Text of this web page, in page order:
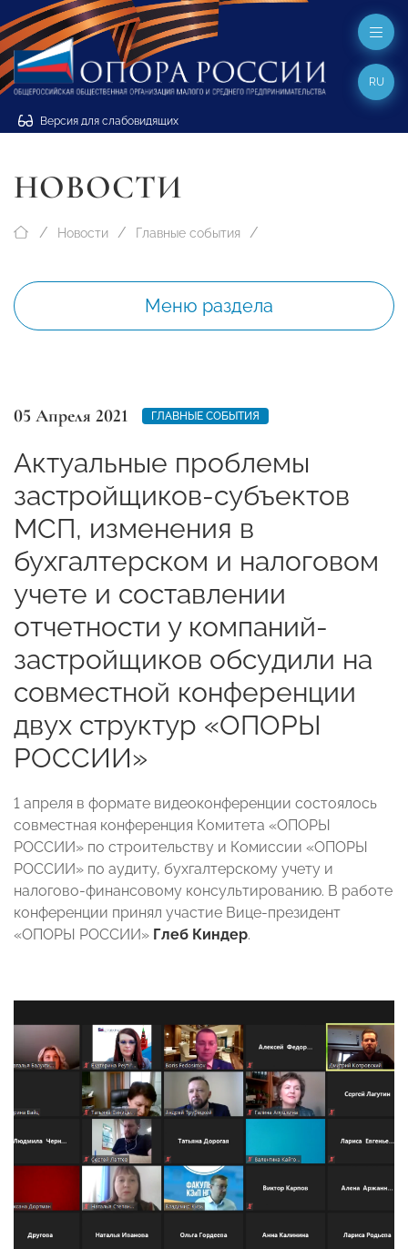
Версия для слабовидящих
RU
НОВОСТИ
Новости Главные события
Меню раздела
05 Апреля 2021 ГЛАВНЫЕ СОБЫТИЯ
Актуальные проблемы
застройщиков-субъектов
МСП, изменения в
бухгалтерском и налоговом
учете и составлении
отчетности у компаний-
застройщиков обсудили на
совместной конференции
двух структур «ОПОРЫ
РОССИИ»
1 апреля в формате видеоконференции состоялось
совместная конференция Комитета «ОПОРЫ
РОССИИ» по строительству и Комиссии «ОПОРЫ
РОССИИ» по аудиту, бухгалтерскому учету и
налогово-финансовому консультированию. В работе
конференции принял участие Вице-президент
«ОПОРЫ РОССИИ» Глеб Киндер.